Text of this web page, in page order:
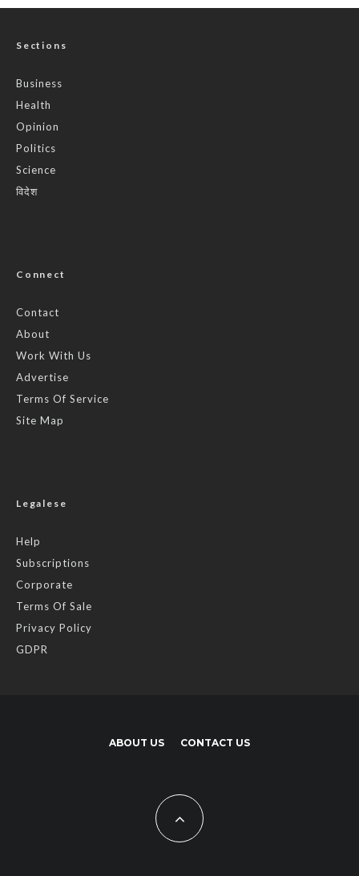
Sections
Business
Health
Opinion
Politics
Science
विदेश
Connect
Contact
About
Work With Us
Advertise
Terms Of Service
Site Map
Legalese
Help
Subscriptions
Corporate
Terms Of Sale
Privacy Policy
GDPR
ABOUT US CONTACT US